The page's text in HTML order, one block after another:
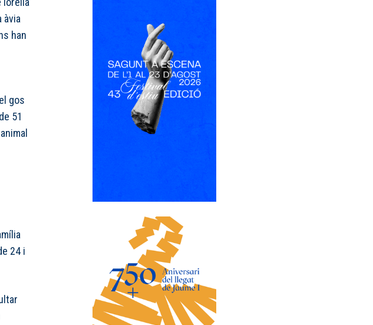
àvia
han
gos
51
24 i